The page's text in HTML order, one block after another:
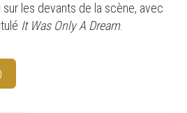
les devants de la scène, avec
It Was Only A Dream.